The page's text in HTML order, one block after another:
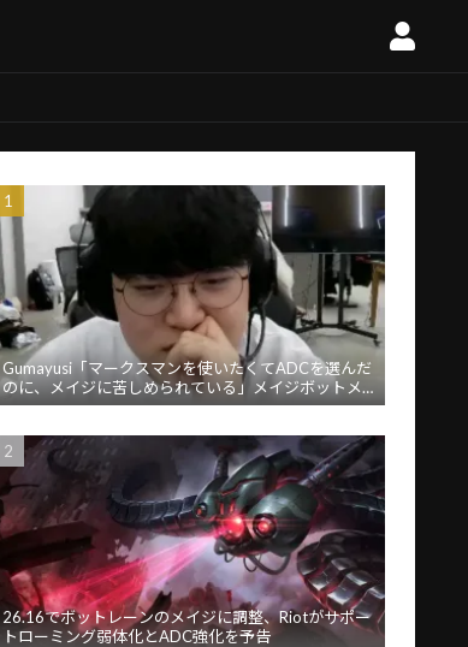
Gumayusi「マークスマンを使いたくてADCを選んだ
のに、メイジに苦しめられている」メイジボットメ
タに苦言
26.16でボットレーンのメイジに調整、Riotがサポー
トローミング弱体化とADC強化を予告